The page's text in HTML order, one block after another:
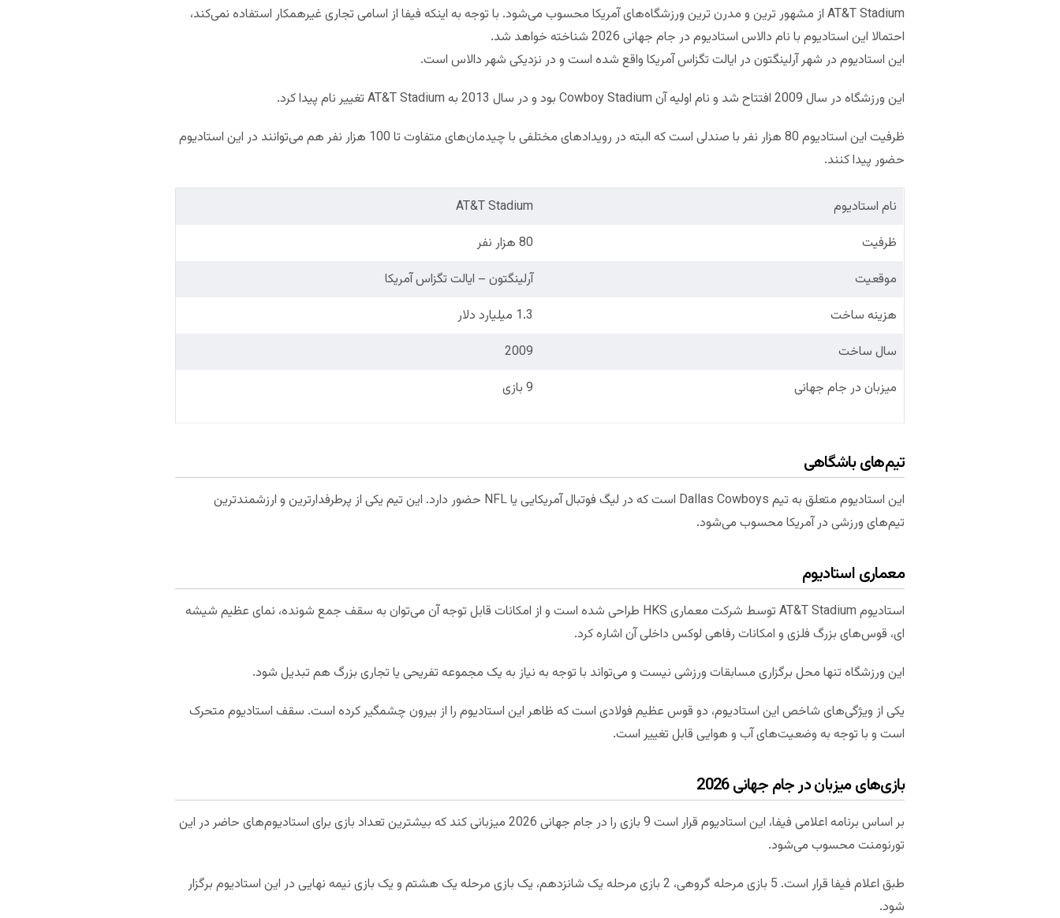
AT&T Stadium از مشهور ترین و مدرن ترین ورزشگاه‌های آمریکا محسوب می‌شود. با توجه به اینکه فیفا از اسامی تجاری غیرهمکار استفاده نمی‌کند،
احتمالا این استادیوم با نام دالاس استادیوم در جام جهانی 2026 شناخته خواهد شد.
این استادیوم در شهر آرلینگتون در ایالت تگزاس آمریکا واقع شده است و در نزدیکی شهر دالاس است.
این ورزشگاه در سال 2009 افتتاح شد و نام اولیه آن Cowboy Stadium بود و در سال 2013 به AT&T Stadium تغییر نام پیدا کرد.
ظرفیت این استادیوم 80 هزار نفر با صندلی است که البته در رویدادهای مختلفی با چیدمان‌های متفاوت تا 100 هزار نفر هم می‌توانند در این استادیوم
حضور پیدا کنند.
نام استادیوم
AT&T Stadium
ظرفیت
80 هزار نفر
موقعیت
آرلینگتون – ایالت تگزاس آمریکا
هزینه ساخت
1.3 میلیارد دلار
سال ساخت
2009
میزبان در جام جهانی
9 بازی
تیم‌های باشگاهی
این استادیوم متعلق به تیم Dallas Cowboys است که در لیگ فوتبال آمریکایی یا NFL حضور دارد. این تیم یکی از پرطرفدارترین و ارزشمندترین
تیم‌های ورزشی در آمریکا محسوب می‌شود.
معماری استادیوم
استادیوم AT&T Stadium توسط شرکت معماری HKS طراحی شده است و از امکانات قابل توجه آن می‌توان به سقف جمع شونده، نمای عظیم شیشه
ای، قوس‌های بزرگ فلزی و امکانات رفاهی لوکس داخلی آن اشاره کرد.
این ورزشگاه تنها محل برگزاری مسابقات ورزشی نیست و می‌تواند با توجه به نیاز به یک مجموعه تفریحی یا تجاری بزرگ هم تبدیل شود.
یکی از ویژگی‌های شاخص این استادیوم، دو قوس عظیم فولادی است که ظاهر این استادیوم را از بیرون چشمگیر کرده است. سقف استادیوم متحرک
است و با توجه به وضعیت‌های آب و هوایی قابل تغییر است.
بازی‌های میزبان در جام جهانی 2026
بر اساس برنامه اعلامی فیفا، این استادیوم قرار است 9 بازی را در جام جهانی 2026 میزبانی کند که بیشترین تعداد بازی برای استادیوم‌های حاضر در این
تورنومنت محسوب می‌شود.
طبق اعلام فیفا قرار است. 5 بازی مرحله گروهی، 2 بازی مرحله یک شانزدهم، یک بازی مرحله یک هشتم و یک بازی نیمه نهایی در این استادیوم برگزار
شود.